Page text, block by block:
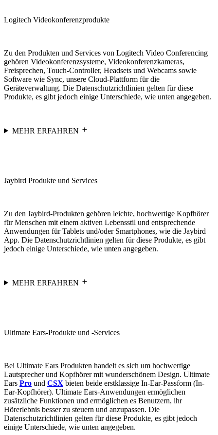
Logitech Videokonferenzprodukte
Zu den Produkten und Services von Logitech Video Conferencing
gehören Videokonferenzsysteme, Videokonferenzkameras,
Freisprechen, Touch-Controller, Headsets und Webcams sowie
Software wie Sync, unsere Cloud-Plattform für die
Geräteverwaltung. Die Datenschutzrichtlinien gelten für diese
Produkte, es gibt jedoch einige Unterschiede, wie unten angegeben.
MEHR ERFAHREN
Jaybird Produkte und Services
Zu den Jaybird-Produkten gehören leichte, hochwertige Kopfhörer
für Menschen mit einem aktiven Lebensstil und entsprechende
Anwendungen für Tablets und/oder Smartphones, wie die Jaybird
App. Die Datenschutzrichtlinien gelten für diese Produkte, es gibt
jedoch einige Unterschiede, wie unten angegeben.
MEHR ERFAHREN
Ultimate Ears-Produkte und -Services
Bei Ultimate Ears Produkten handelt es sich um hochwertige
Lautsprecher und Kopfhörer mit wunderschönem Design. Ultimate
Ears Pro und CSX bieten beide erstklassige In-Ear-Passform (In-
Ear-Kopfhörer). Ultimate Ears-Anwendungen ermöglichen
zusätzliche Funktionen und ermöglichen es Benutzern, ihr
Hörerlebnis besser zu steuern und anzupassen. Die
Datenschutzrichtlinien gelten für diese Produkte, es gibt jedoch
einige Unterschiede, wie unten angegeben.